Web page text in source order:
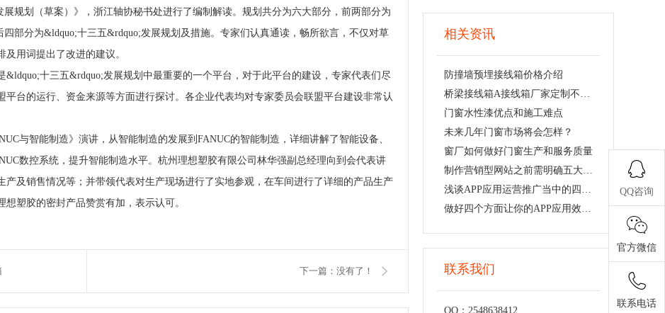
规划（草案）》，浙江轴协秘书处进行了编制解读。规划共分为六大部分，前两部分为
部分为&ldquo;十三五&rdquo;发展规划及措施。专家们认真通读，畅所欲言，不仅对草
用词提出了改进的建议。
十三五&rdquo;发展规划中最重要的一个平台，对于此平台的建设，专家代表们尽
台的运行、资金来源等方面进行探讨。各企业代表均对专家委员会联盟平台建设非常认
与智能制造》演讲，从智能制造的发展到FANUC的智能制造，详细讲解了智能设备、
数控系统，提升智能制造水平。杭州理想塑胶有限公司林华强副总经理向到会代表讲
及销售情况等；并带领代表对生产现场进行了实地参观，在车间进行了详细的产品生产
塑胶的密封产品赞赏有加，表示认可。
下一篇：没有了！
相关资讯
防撞墙预埋接线箱价格介绍
桥梁接线箱A接线箱厂家定制不锈钢接线箱
门窗水性漆优点和施工难点
未来几年门窗市场将会怎样？
窗厂如何做好门窗生产和服务质量
制作营销型网站之前需明确五大要素
浅谈APP应用运营推广当中的四大诀窍
做好四个方面让你的APP应用效果更佳
联系我们
QQ：2548638412
QQ咨询
官方微信
联系电话